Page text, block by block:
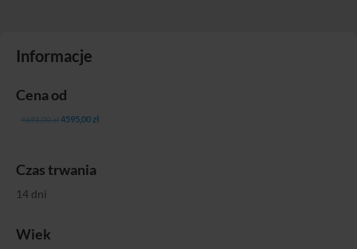
Informacje
Cena od
4695,00złPierwotna
4695,00 zł.
4595,00zł
Czas trwania
14 dni
Wiek